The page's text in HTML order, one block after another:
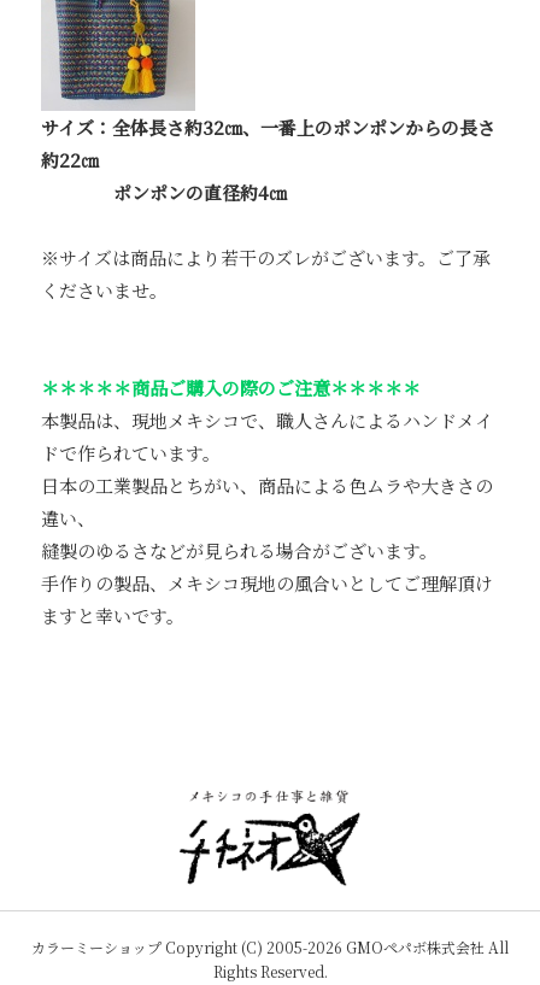
サイズ：全体長さ約32㎝、一番上のポンポンからの長さ
約22㎝
ポンポンの直径約4㎝
※サイズは商品により若干のズレがございます。ご了承
くださいませ。
＊＊＊＊＊商品ご購入の際のご注意＊＊＊＊＊
本製品は、現地メキシコで、職人さんによるハンドメイ
ドで作られています。
日本の工業製品とちがい、商品による色ムラや大きさの
違い、
縫製のゆるさなどが見られる場合がございます。
手作りの製品、メキシコ現地の風合いとしてご理解頂け
ますと幸いです。
カラーミーショップ Copyright (C) 2005-2026 GMOペパボ株式会社 All
Rights Reserved.